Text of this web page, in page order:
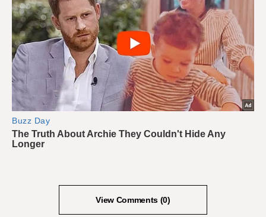
View Comments (0)